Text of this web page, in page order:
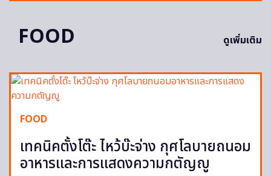
FOOD ดูเพิ่มเติม
FOOD
เทคนิคตั้งโต๊ะ ไหว้บ๊ะจ่าง กุศโลบายถนอม
อาหารและการแสดงความกตัญญู